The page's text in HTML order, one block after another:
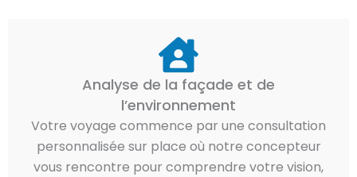
Analyse de la façade et de
l’environnement
Votre voyage commence par une consultation
personnalisée sur place où notre concepteur
vous rencontre pour comprendre votre vision,